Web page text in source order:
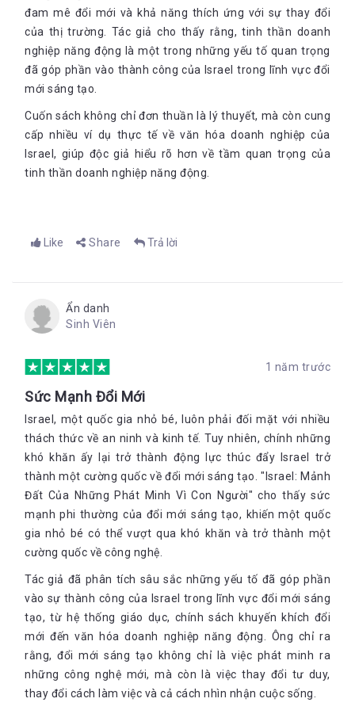
này của Iddan vẫn được áp dụng trong y học và mang lại hiệu
quả đáng mong đợi, mang đến cho y học thế giới một công cụ
hữu hiệu, dò tìm ung thư giúp cứu sống hàng ngàn sinh mệnh
con người.
Trên đây là một số những nhà phát minh vĩ đại của Israel và
bản thân họ mà còn góp phần thay đổi và cứu giúp toàn bộ
công dân thế giới. Họ đều là người Israel, mang trong mình
tấm lòng cao cả.
Một ngày nào đó, chính sự kiên định của bạn với những ý
Một số đóng góp vĩ đại của Israel cho thế giới
nguồn từ đâu? Thật kỳ diệu rằng rất rất nhiều ứng dụng quan
trọng trên thế giới đó, lại bắt nguồn từ đất nước Israel, và dưới
đất Israel, chúng đều rất gần gũi và không hề xa lạ gì với cuộc
sống của chúng ta.
Hệ thống cửa và khóa “bất khả xâm phạm”: Năm 1973
Avraham Bachri và Moshe Dolev phát minh ra loại khóa cửa
hình học Rav Bariach, với trục ổ khóa liên kết trên toàn bộ
khung cửa. Sau đó 4 năm bộ đôi tiếp tục tạo ra cửa an ninh
bằng thép Pladelet đồng bộ với mẫu khóa trên.
Túi chứa ngũ cốc: Năm 1985, tiến sĩ Shlomo Navarro phát triển
Kén ngũ cốc, một chiếc túi có kích thước khổng lồ được dán kín
khí để trữ gạo, ngũ cốc, gia vị và các loại đậu mà không cần
dùng đến thuốc trừ sâu.
Ngăn chặn va chạm giữa chim và máy bay: Năm 1987, nhờ sử
dụng sóng ra-đa tàu lượn gần động cơ , máy bay không người
lái và mạng lưới người quan sát chim, Yossi Leshem đã lập
nên một bản đồ chính xác miêu tả đường bay của hơn một tỷ
con chim qua không phận Israel hàng năm. Nhờ nghiên cứu
của ông, tỷ lệ va chạm giữa chim và máy bay đã giảm 76%, với
số tiền tiết kiệm được lên đến gần một tỷ đô la.
đam mê đổi mới và khả năng thích ứng với sự thay đổi
của thị trường. Tác giả cho thấy rằng, tinh thần doanh
nghiệp năng động là một trong những yếu tố quan trọng
đã góp phần vào thành công của Israel trong lĩnh vực đổi
mới sáng tạo.
Cuốn sách không chỉ đơn thuần là lý thuyết, mà còn cung
cấp nhiều ví dụ thực tế về văn hóa doanh nghiệp của
Israel, giúp độc giả hiểu rõ hơn về tầm quan trọng của
tinh thần doanh nghiệp năng động.
Like Share Trả lời
Ẩn danh
Sinh Viên
1 năm trước
Sức Mạnh Đổi Mới
Israel, một quốc gia nhỏ bé, luôn phải đối mặt với nhiều
thách thức về an ninh và kinh tế. Tuy nhiên, chính những
khó khăn ấy lại trở thành động lực thúc đẩy Israel trở
thành một cường quốc về đổi mới sáng tạo. "Israel: Mảnh
Đất Của Những Phát Minh Vì Con Người" cho thấy sức
mạnh phi thường của đổi mới sáng tạo, khiến một quốc
gia nhỏ bé có thể vượt qua khó khăn và trở thành một
cường quốc về công nghệ.
Tác giả đã phân tích sâu sắc những yếu tố đã góp phần
vào sự thành công của Israel trong lĩnh vực đổi mới sáng
tạo, từ hệ thống giáo dục, chính sách khuyến khích đổi
mới đến văn hóa doanh nghiệp năng động. Ông chỉ ra
rằng, đổi mới sáng tạo không chỉ là việc phát minh ra
những công nghệ mới, mà còn là việc thay đổi tư duy,
thay đổi cách làm việc và cả cách nhìn nhận cuộc sống.